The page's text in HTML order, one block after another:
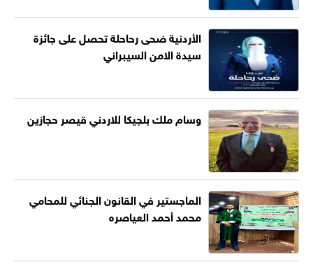
الأردنية ضحى رحاحلة تحصل على جائزة
سيدة الامن السيبراني
وسام ملك بلجيكا للاردني قيصر حجازين
الماجستير في القانون الجنائي للمحامي
محمد أحمد العياصره